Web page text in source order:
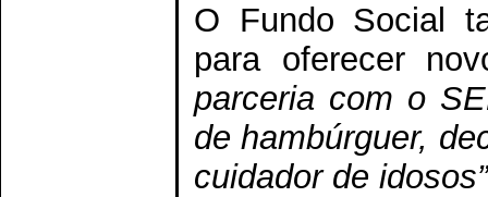
O Fundo Social
para oferecer
parceria com o
de hambúrguer,
cuidador de